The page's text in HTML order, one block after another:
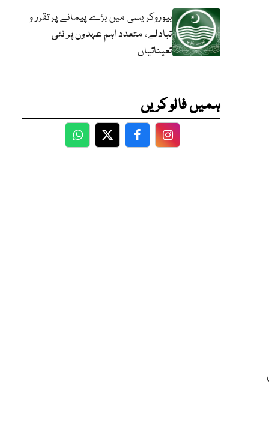
بیوروکریسی میں بڑے پیمانے پر تقرر و
تبادلے، متعدد اہم عہدوں پر نئی
تعیناتیاں
ہمیں فالو کریں
WhatsApp
TwitterFacebookFacebook